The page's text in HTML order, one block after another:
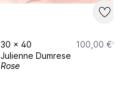
30 x 40
100,00 €*
Julienne Dumrese
Rose